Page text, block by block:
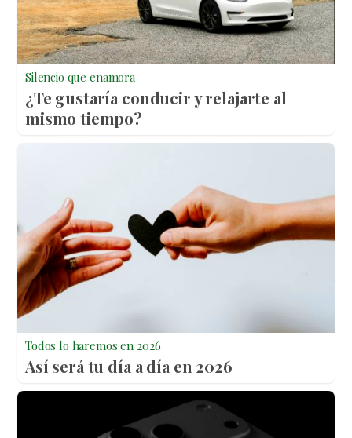
Silencio que enamora
¿Te gustaría conducir y relajarte al
mismo tiempo?
Todos lo haremos en 2026
Así será tu día a día en 2026